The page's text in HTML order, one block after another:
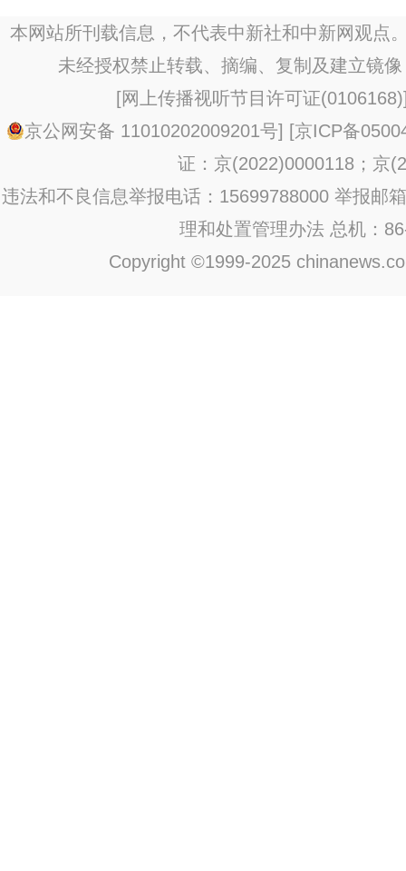
本网站所刊载信息，不代表中新社和中新网观点
未经授权禁止转载、摘编、复制及建立镜
[网上传播视听节目许可证(0106168)
京公网安备 11010202009201号] [京ICP备
证：京(2022)0000118；京
违法和不良信息举报电话：15699788000 举报邮
理和处置管理办法 总机：
Copyright ©1999-2025